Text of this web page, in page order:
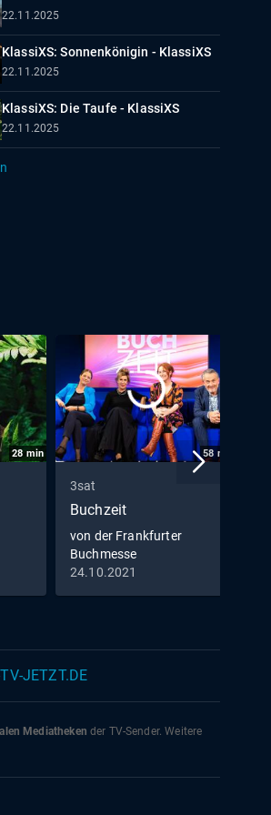
22.11.2025
KlassiXS: Sonnenkönigin - KlassiXS
22.11.2025
KlassiXS: Die Taufe - KlassiXS
22.11.2025
28min 58 min
3sat
Buchzeit
von der Frankfurter
Buchmesse
24.10.2021
JETZT.DE
Mediatheken der TV-Sender. Weitere